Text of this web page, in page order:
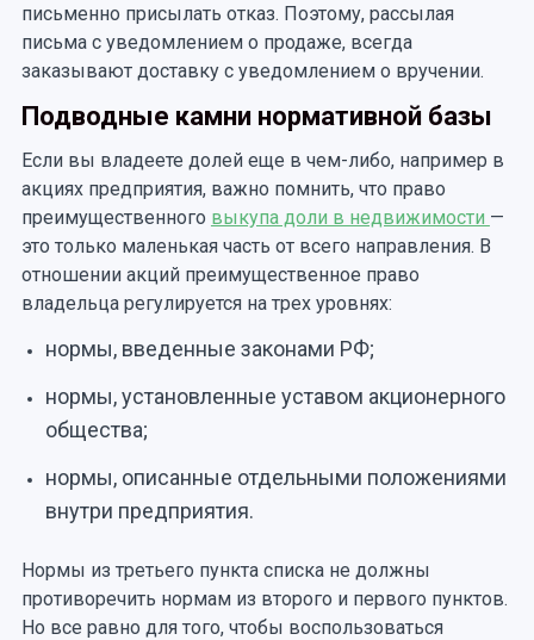
письменно присылать отказ. Поэтому, рассылая
письма с уведомлением о продаже, всегда
заказывают доставку с уведомлением о вручении.
Подводные камни нормативной базы
Если вы владеете долей еще в чем-либо, например в
акциях предприятия, важно помнить, что право
преимущественного выкупа доли в недвижимости —
это только маленькая часть от всего направления. В
отношении акций преимущественное право
владельца регулируется на трех уровнях:
нормы, введенные законами РФ;
нормы, установленные уставом акционерного
общества;
нормы, описанные отдельными положениями
внутри предприятия.
Нормы из третьего пункта списка не должны
противоречить нормам из второго и первого пунктов.
Но все равно для того, чтобы воспользоваться